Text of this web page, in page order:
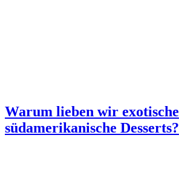
Warum lieben wir exotische
südamerikanische Desserts?